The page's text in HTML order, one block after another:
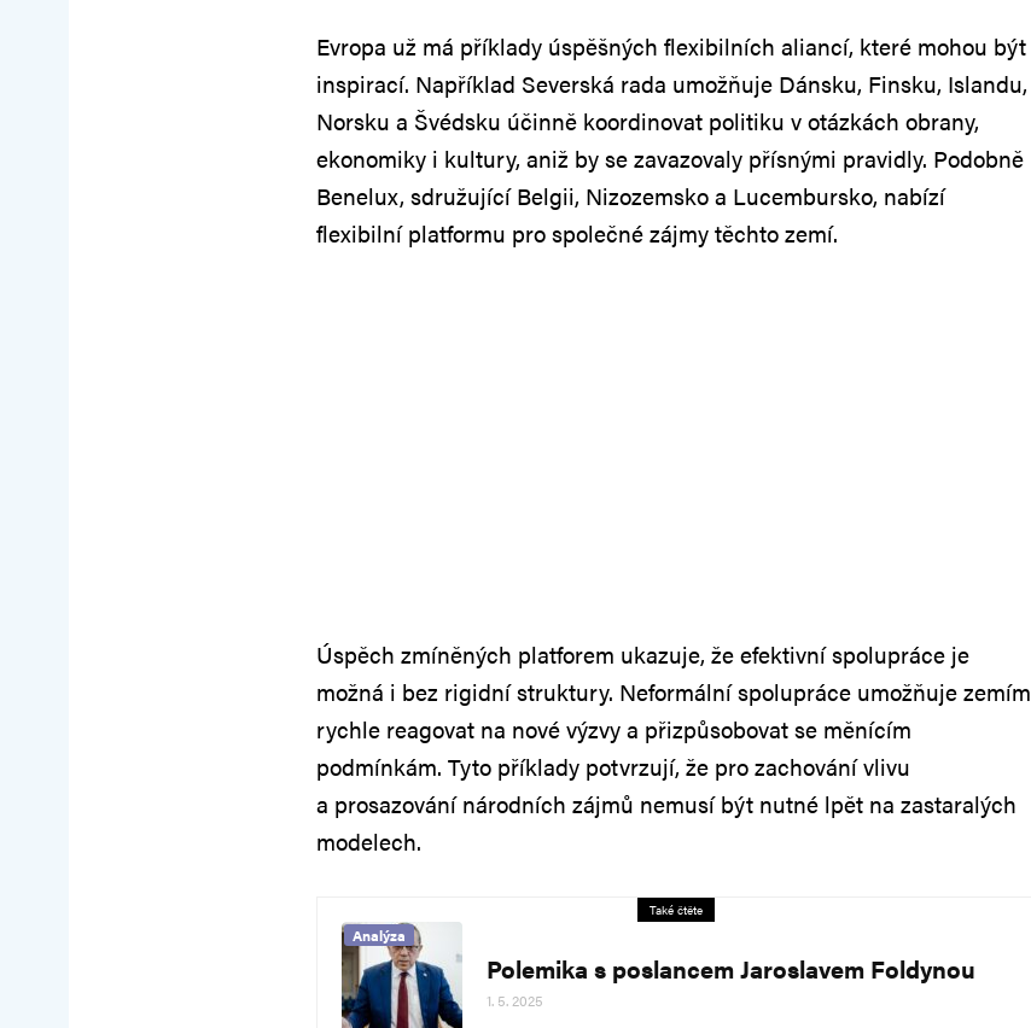
Evropa už má příklady úspěšných flexibilních aliancí, které mohou být
inspirací. Například Severská rada umožňuje Dánsku, Finsku, Islandu,
Norsku a Švédsku účinně koordinovat politiku v otázkách obrany,
ekonomiky i kultury, aniž by se zavazovaly přísnými pravidly. Podobně
Benelux, sdružující Belgii, Nizozemsko a Lucembursko, nabízí
flexibilní platformu pro společné zájmy těchto zemí.
Úspěch zmíněných platforem ukazuje, že efektivní spolupráce je
možná i bez rigidní struktury. Neformální spolupráce umožňuje zemím
rychle reagovat na nové výzvy a přizpůsobovat se měnícím
podmínkám. Tyto příklady potvrzují, že pro zachování vlivu
a prosazování národních zájmů nemusí být nutné lpět na zastaralých
modelech.
Také čtěte
Analýza
Polemika s poslancem Jaroslavem Foldynou
1. 5. 2025